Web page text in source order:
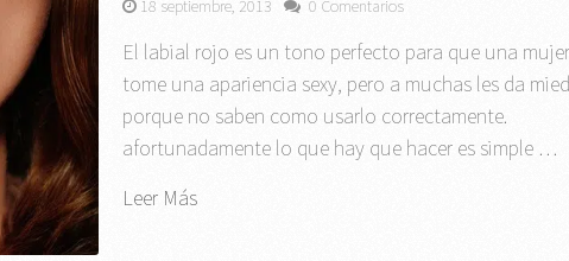
18 septiembre, 2013 0 Comentarios
El labial rojo es un tono perfecto para que una
tome una apariencia sexy, pero a muchas les da
porque no saben como usarlo correctamente.
afortunadamente lo que hay que hacer es simple …
Leer Más